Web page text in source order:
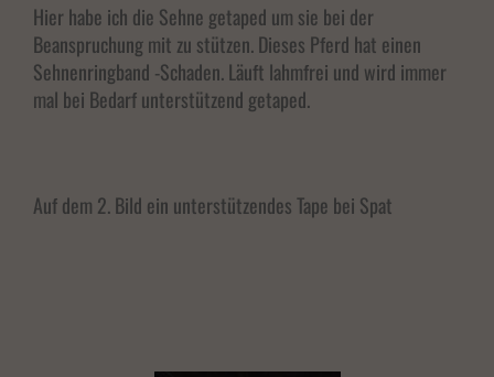
Hier habe ich die Sehne getaped um sie bei der
Beanspruchung mit zu stützen. Dieses Pferd hat einen
Sehnenringband -Schaden. Läuft lahmfrei und wird immer
mal bei Bedarf unterstützend getaped.
Auf dem 2. Bild ein unterstützendes Tape bei Spat
Zurück
Datenschutzeinstellungen
Essenziell (1)
Essenzielle Cookies ermöglichen grundlegende Funktionen und sind für die einwandfreie
Externe Medien (7)